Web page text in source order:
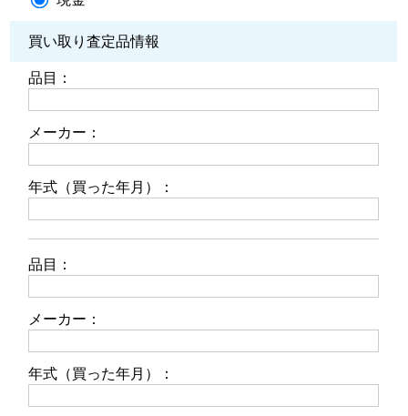
買い取り査定品情報
品目：
メーカー：
年式（買った年月）：
品目：
メーカー：
年式（買った年月）：